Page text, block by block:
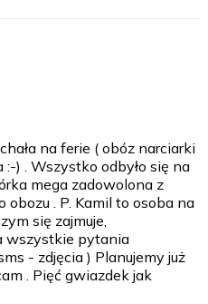
na ferie ( obóz narciarki
) . Wszystko odbyło się na
mega zadowolona z
obozu . P. Kamil to osoba na
się zajmuje,
wszystkie pytania
- zdjęcia ) Planujemy już
. Pięć gwiazdek jak